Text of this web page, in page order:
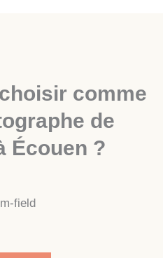
comme
de
Écouen ?
field